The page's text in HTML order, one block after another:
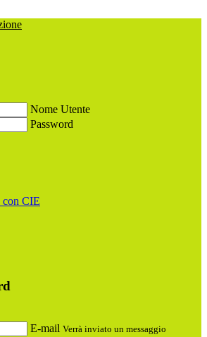
Nome Utente
Password
con CIE
E-mail Verrà inviato un messaggio